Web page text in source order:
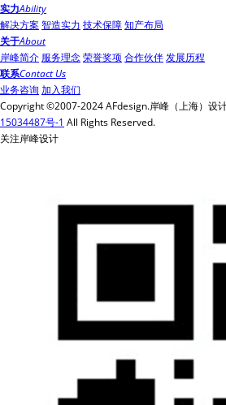
实力Ability
解决方案 智造实力 技术保障知产布局
关于About
岸峰简介 服务理念荣誉奖项合作伙伴发展历程
联系Contact Us
业务咨询 加入我们
Copyright ©2007-2024 AFdesign.岸峰（上海）设
15034487号-1 All Rights Reserved.
关注岸峰设计